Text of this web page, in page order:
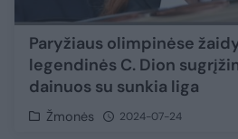
Paryžiaus olimpinėse
legendinės C. Dion
dainuos su sunkia liga
Žmonės 2024-07-24